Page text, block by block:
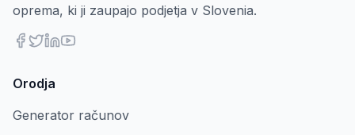
oprema, ki ji zaupajo podjetja v Slovenia.
Orodja
Generator računov